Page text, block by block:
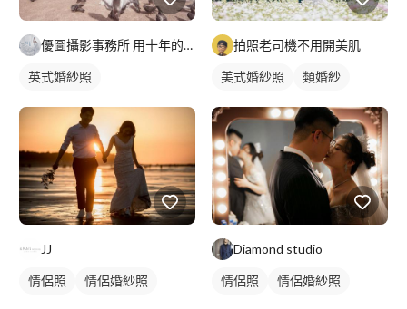
優圖攝影事務所 用十年的歷練・側寫您美麗的一刻....
英式婚紗照
JJ
情侶照
情侶婚紗照
拍照老司機不用開美肌
美式婚紗照 類婚紗
Diamond studio
情侶照
情侶婚紗照